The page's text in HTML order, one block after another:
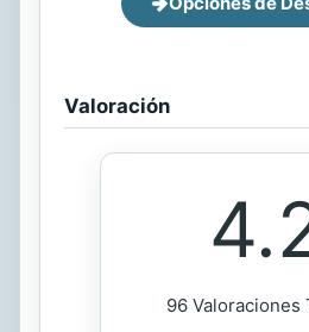
Valoración
96 Valoraciones